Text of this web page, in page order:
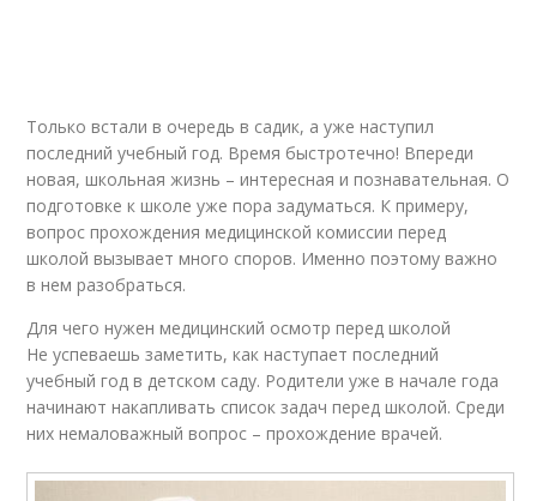
Медкомиссия в сад
Ребенка в детский
сад
Медкомиссии в
детский сад
сада
Только встали в очередь в садик, а уже наступил
последний учебный год. Время быстротечно! Впереди
новая, школьная жизнь – интересная и познавательная. О
подготовке к школе уже пора задуматься. К примеру,
вопрос прохождения медицинской комиссии перед
школой вызывает много споров. Именно поэтому важно
в нем разобраться.
Для чего нужен медицинский осмотр перед школой
Не успеваешь заметить, как наступает последний
учебный год в детском саду. Родители уже в начале года
начинают накапливать список задач перед школой. Среди
них немаловажный вопрос – прохождение врачей.